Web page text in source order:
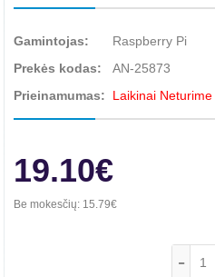
Gamintojas:
Raspberry Pi
Prekės kodas:
AN-25873
Prieinamumas:
Laikinai Neturime
19.10€
Be mokesčių: 15.79€